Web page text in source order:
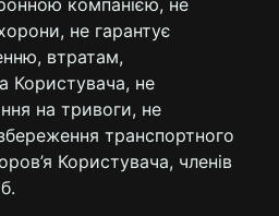
компанією, не
не гарантує
втратам,
не
на тривоги, не
транспортного
Користувача, членів